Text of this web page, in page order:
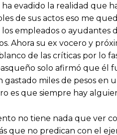
evadido la realidad que
de sus actos eso me
empleados o ayudantes
Ahora su ex vocero y
de las críticas por lo
solo afirmó que él
gastado miles de pesos
es que siempre hay
no tiene nada que ver
que no predican con el